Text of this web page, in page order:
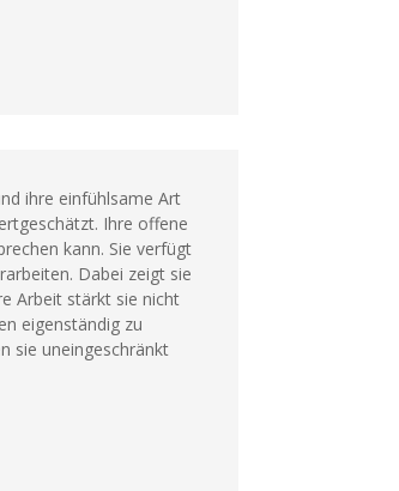
ihre einfühlsame Art
Ihre offene
kann. Sie verfügt
Dabei zeigt sie
Arbeit stärkt sie nicht
eigenständig zu
sie uneingeschränkt